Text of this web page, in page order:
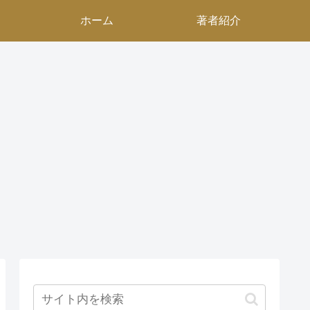
ホーム 著者紹介